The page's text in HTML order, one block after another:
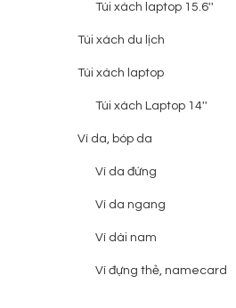
Túi xách laptop 15.6''
Túi xách du lịch
Túi xách laptop
Túi xách Laptop 14''
Ví da, bóp da
Ví da đứng
Ví da ngang
Ví dài nam
Ví đựng thẻ, namecard